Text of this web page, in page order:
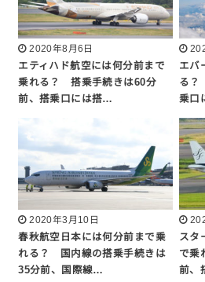
2020年8月6日
エティハド航空には何分前まで
乗れる？ 搭乗手続きは60分
前、搭乗口には搭…
エバ
る？
乗口
2020年3月10日
春秋航空日本には何分前まで乗
れる？ 国内線の搭乗手続きは
35分前、国際線…
スタ
で乗
前、